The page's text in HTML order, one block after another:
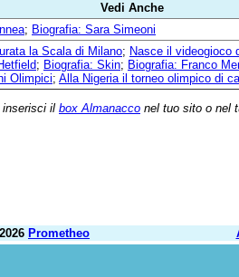
Vedi Anche
; Biografia: Sara Simeoni
la Scala di Milano; Nasce il videogioco
; Biografia: Skin; Biografia: Franco
Olimpici; Alla Nigeria il torneo olimpico di
inserisci il box Almanacco nel tuo sito o nel
Prometheo